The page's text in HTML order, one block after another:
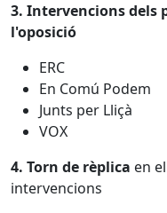
3. Intervencions dels
l'oposició
ERC
En Comú Podem
Junts per Lliçà
VOX
4. Torn de rèplica en
intervencions